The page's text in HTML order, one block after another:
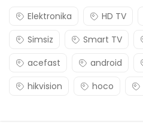
Elektronika HD TV
Simsiz
Smart TV
acefast
android
hikvision
hoco